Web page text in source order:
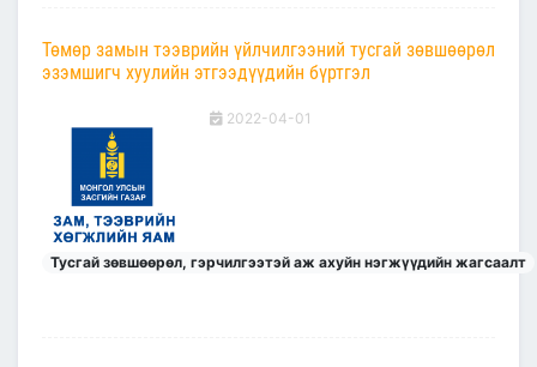
Төмөр замын тээврийн үйлчилгээний тусгай зөвшөөрөл
эзэмшигч хуулийн этгээдүүдийн бүртгэл
2022-04-01
Тусгай зөвшөөрөл, гэрчилгээтэй аж ахуйн нэгжүүдийн жагсаалт